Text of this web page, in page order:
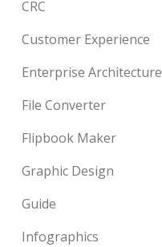
CRC
Customer Experience
Enterprise Architecture
File Converter
Flipbook Maker
Graphic Design
Guide
Infographics